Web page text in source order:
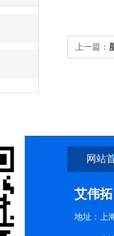
上一篇：
网站
艾伟
地址：上